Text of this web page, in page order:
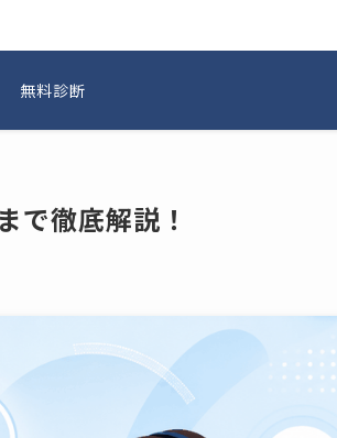
無料診断
で徹底解説！